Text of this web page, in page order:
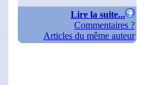
Lire la suite...
Commentaires ?
Articles du même auteur